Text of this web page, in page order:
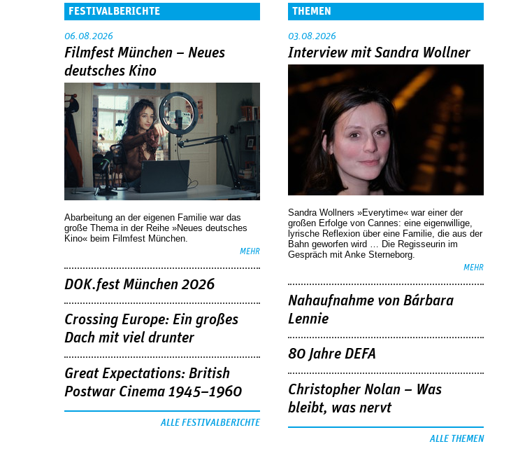
FESTIVALBERICHTE
06.08.2026
Filmfest München – Neues
deutsches Kino
Abarbeitung an der eigenen Familie war das
große Thema in der Reihe »Neues deutsches
Kino« beim Filmfest München.
MEHR
DOK.fest München 2026
Crossing Europe: Ein großes
Dach mit viel drunter
Great Expectations: British
Postwar Cinema 1945–1960
ALLE FESTIVALBERICHTE
THEMEN
03.08.2026
Interview mit Sandra Wollner
Sandra Wollners »Everytime« war einer der
großen Erfolge von Cannes: eine eigenwillige,
lyrische Reflexion über eine ­Familie, die aus der
Bahn geworfen wird … Die Regisseurin im
Gespräch mit Anke Sterneborg.
MEHR
Nahaufnahme von Bárbara
Lennie
80 Jahre DEFA
Christopher Nolan – Was
bleibt, was nervt
ALLE THEMEN